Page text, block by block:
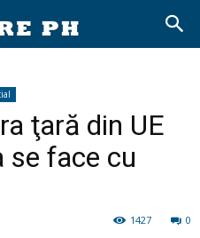
ţară din UE
se face cu
0
1427